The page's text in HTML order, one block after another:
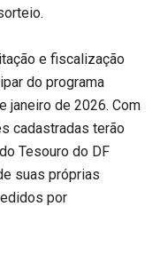
e fiscalização
do programa
janeiro de 2026. Com
cadastradas terão
Tesouro do DF
suas próprias
por